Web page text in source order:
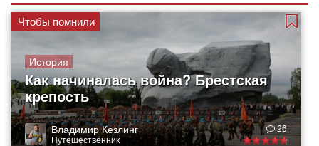
Чтобы помнили
История
Как начиналась война? Брестская
крепость
Владимир Кезлинг
Путешественник
26